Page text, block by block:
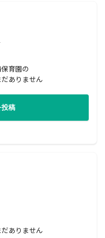
育園の
ありません
投稿
ありません